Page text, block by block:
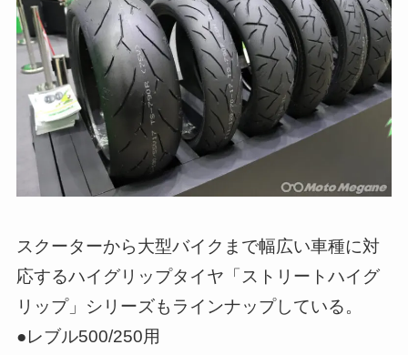
スクーターから大型バイクまで幅広い車種に対
応するハイグリップタイヤ「ストリートハイグ
リップ」シリーズもラインナップしている。
●レブル500/250用